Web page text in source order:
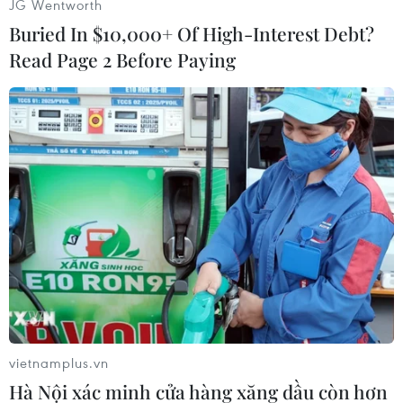
Vi Diệu
(Vietnam+)
JG Wentworth
Buried In $10,000+ Of High-Interest Debt?
Read Page 2 Before Paying
vietnamplus.vn
Hà Nội xác minh cửa hàng xăng dầu còn hơn